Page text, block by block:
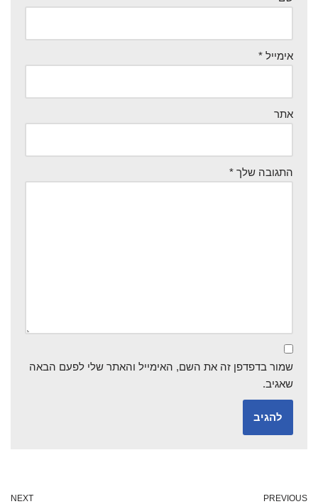
אימייל *
אתר
התגובה שלך *
שמור בדפדפן זה את השם, האימייל והאתר שלי לפעם הבאה
שאגיב.
PREVIOUS
NEXT